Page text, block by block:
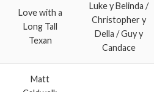
Love with a
Long Tall
Texan
Luke y Belinda /
Christopher y
Della / Guy y
Candace
Matt